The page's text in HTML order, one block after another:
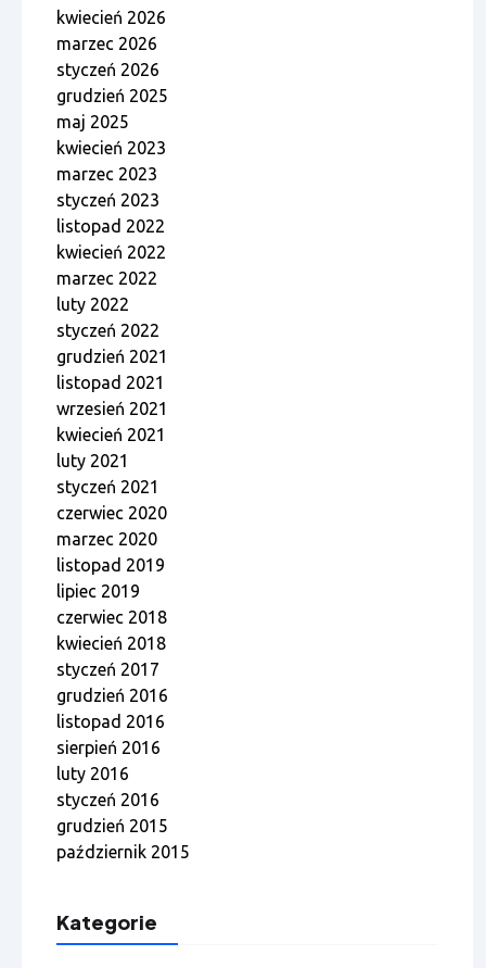
kwiecień 2026
marzec 2026
styczeń 2026
grudzień 2025
maj 2025
kwiecień 2023
marzec 2023
styczeń 2023
listopad 2022
kwiecień 2022
marzec 2022
luty 2022
styczeń 2022
grudzień 2021
listopad 2021
wrzesień 2021
kwiecień 2021
luty 2021
styczeń 2021
czerwiec 2020
marzec 2020
listopad 2019
lipiec 2019
czerwiec 2018
kwiecień 2018
styczeń 2017
grudzień 2016
listopad 2016
sierpień 2016
luty 2016
styczeń 2016
grudzień 2015
październik 2015
Kategorie